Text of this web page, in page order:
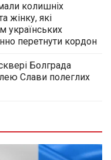
колишніх
жінку, які
українських
перетнути кордон
Болграда
Слави полеглих